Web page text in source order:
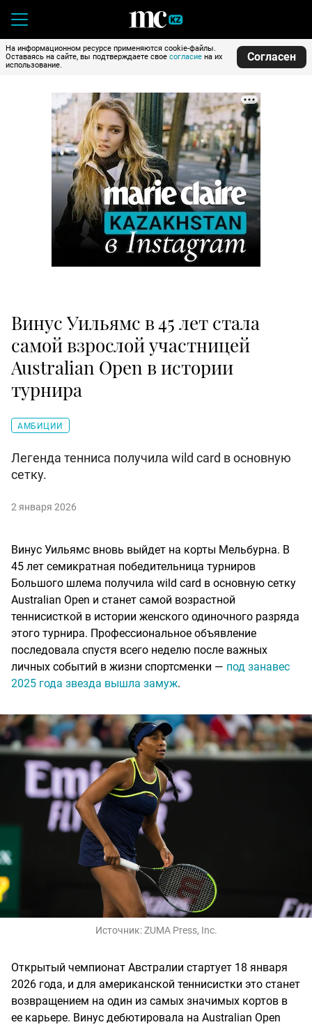
На информационном ресурсе применяются cookie-файлы.
Оставаясь на сайте, вы подтверждаете свое согласие на их
использование.
Согласен
Винус Уильямс в 45 лет стала
самой взрослой участницей
Australian Open в истории
турнира
АМБИЦИИ
Легенда тенниса получила wild card в основную
сетку.
2 января 2026
Винус Уильямс вновь выйдет на корты Мельбурна. В
45 лет семикратная победительница турниров
Большого шлема получила wild card в основную сетку
Australian Open и станет самой возрастной
теннисисткой в истории женского одиночного разряда
этого турнира. Профессиональное объявление
последовала спустя всего неделю после важных
личных событий в жизни спортсменки — под занавес
2025 года звезда вышла замуж.
Источник:ZUMA Press, Inc.
Открытый чемпионат Австралии стартует 18 января
2026 года, и для американской теннисистки это станет
возвращением на один из самых значимых кортов в
ее карьере. Винус дебютировала на Australian Open